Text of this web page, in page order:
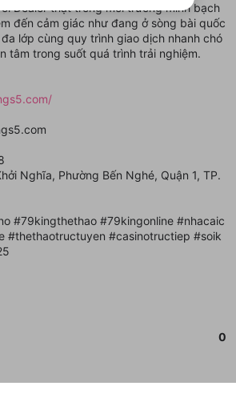
Dealer thật trong môi trường minh bạch
đến cảm giác như đang ở sòng bài quốc
lớp cùng quy trình giao dịch nhanh chó
tâm trong suốt quá trình trải nghiệm.
Nghĩa, Phường Bến Nghé, Quận 1, TP.
#79kingthethao #79kingonline #nhacaic
#thethaotructuyen #casinotructiep #soik
0
ファンレターを作成
ます。
リストを選択
閉じる
用規約 ・プライバシーポリシー ・ 外部
携に関する同意事項に同意頂いた上
ください
アカウント作成
からのお得な情報をメールで受
用規約 ・プライバシーポリシー ・ 外部
携に関する同意事項に同意頂いた上
ください
登録
導する行為
マルチ商法
禁止区域の配信
版ソフトの配信
的・人種的な内容
送信
閉じる
ID連携に関する同意事項
は？